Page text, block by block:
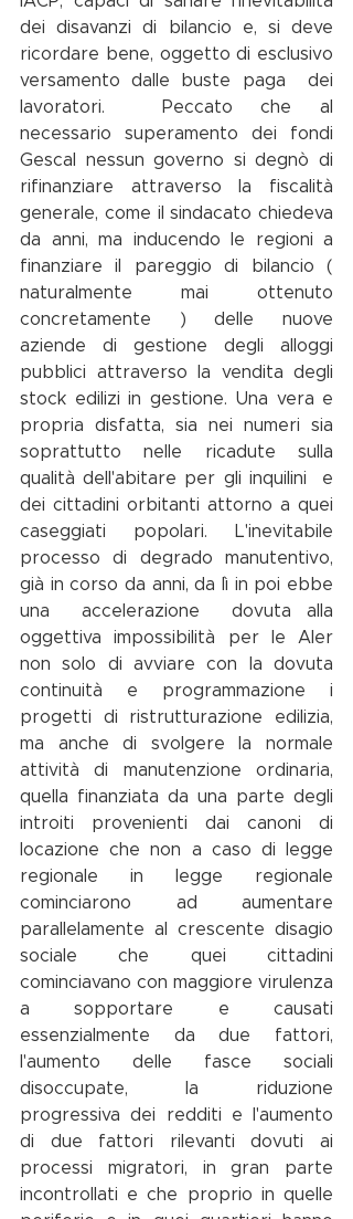
dei disavanzi di bilancio e, si deve
ricordare bene, oggetto di esclusivo
versamento dalle buste paga  dei
lavoratori.  Peccato che al
necessario superamento dei fondi
Gescal nessun governo si degnò di
rifinanziare attraverso la fiscalità
generale, come il sindacato chiedeva
da anni, ma inducendo le regioni a
finanziare il pareggio di bilancio (
naturalmente mai ottenuto
concretamente ) delle nuove
aziende di gestione degli alloggi
pubblici attraverso la vendita degli
stock edilizi in gestione. Una vera e
propria disfatta, sia nei numeri sia
soprattutto nelle ricadute sulla
qualità dell'abitare per gli inquilini  e
dei cittadini orbitanti attorno a quei
caseggiati popolari. L'inevitabile
processo di degrado manutentivo,
già in corso da anni, da lì in poi ebbe
una  accelerazione  dovuta alla
oggettiva impossibilità per le Aler
non solo di avviare con la dovuta
continuità e programmazione i
progetti di ristrutturazione edilizia,
ma anche di svolgere la normale
attività di manutenzione ordinaria,
quella finanziata da una parte degli
introiti provenienti dai canoni di
locazione che non a caso di legge
regionale in legge regionale
cominciarono ad aumentare
parallelamente al crescente disagio
sociale che quei cittadini
cominciavano con maggiore virulenza
a sopportare e causati
essenzialmente da due fattori,
l'aumento delle fasce sociali
disoccupate, la riduzione
progressiva dei redditi e l'aumento
di due fattori rilevanti dovuti ai
processi migratori, in gran parte
incontrollati e che proprio in quelle